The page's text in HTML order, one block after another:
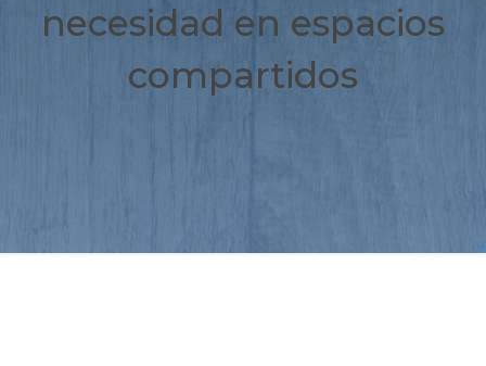
necesidad en espacios
compartidos